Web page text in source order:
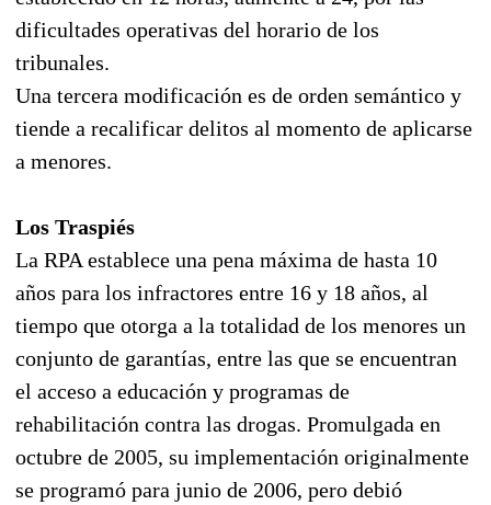
dificultades operativas del horario de los
tribunales.
Una tercera modificación es de orden semántico y
tiende a recalificar delitos al momento de aplicarse
a menores.
Los Traspiés
La RPA establece una pena máxima de hasta 10
años para los infractores entre 16 y 18 años, al
tiempo que otorga a la totalidad de los menores un
conjunto de garantías, entre las que se encuentran
el acceso a educación y programas de
rehabilitación contra las drogas. Promulgada en
octubre de 2005, su implementación originalmente
se programó para junio de 2006, pero debió